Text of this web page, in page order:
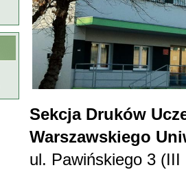
Sekcja Druków
Warszawskiego
ul. Pawińskiego 3 (III